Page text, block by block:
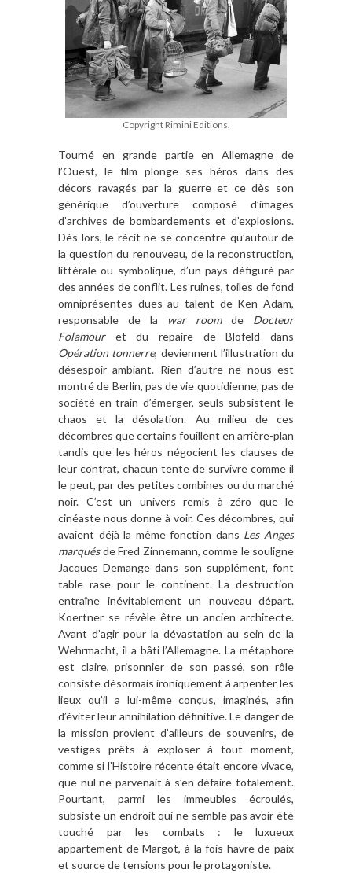
Copyright Rimini Editions.
Tourné en grande partie en Allemagne de
l’Ouest, le film plonge ses héros dans des
décors ravagés par la guerre et ce dès son
générique d’ouverture composé d’images
d’archives de bombardements et d’explosions.
Dès lors, le récit ne se concentre qu’autour de
la question du renouveau, de la reconstruction,
littérale ou symbolique, d’un pays défiguré par
des années de conflit. Les ruines, toiles de fond
omniprésentes dues au talent de Ken Adam,
responsable de la
war roomde Docteur
Folamouret du repaire de Blofeld dans
Opération tonnerre, deviennent l’illustration du
désespoir ambiant. Rien d’autre ne nous est
montré de Berlin, pas de vie quotidienne, pas de
société en train d’émerger, seuls subsistent le
chaos et la désolation. Au milieu de ces
décombres que certains fouillent en arrière-plan
tandis que les héros négocient les clauses de
leur contrat, chacun tente de survivre comme il
le peut, par des petites combines ou du marché
noir. C’est un univers remis à zéro que le
cinéaste nous donneà voir. Ces décombres, qui
avaient déjàla même fonction dans Les Anges
marquésde Fred Zinnemann, comme le souligne
Jacques Demange dans son supplément, font
table rase pour le continent. La destruction
entraîne inévitablement un nouveau départ.
Koertner se révèle être un ancien architecte.
Avant d’agir pour la dévastation au sein de la
Wehrmacht, il a bâti l’Allemagne. La métaphore
est claire, prisonnier de son passé, son rôle
consiste désormais ironiquement àarpenter les
lieux qu’il a lui-même conçus, imaginés, afin
d’éviter leur annihilation définitive. Le danger de
la mission provient d’ailleurs de souvenirs, de
vestiges prêtsà exploser à tout moment,
comme si l’Histoire récenteétait encore vivace,
que nul ne parvenaità s’en défaire totalement.
Pourtant, parmi les immeubles écroulés,
subsiste un endroit qui ne semble pas avoir été
touché par les combats : le luxueux
appartement de Margot, à la fois havre de paix
et source de tensions pour le protagoniste.